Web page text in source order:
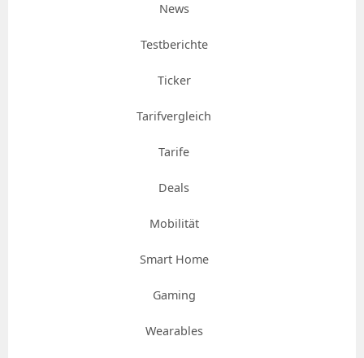
News
Testberichte
Ticker
Tarifvergleich
Tarife
Deals
Mobilität
Smart Home
Gaming
Wearables